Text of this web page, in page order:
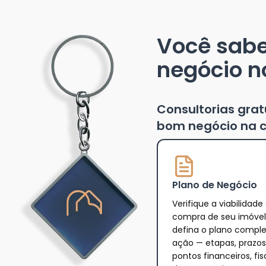
Você
negócio
Consultorias
bom negócio na
Plano de Negócio
Verifique a viabilidade
compra de seu
defina o plano
ação — etapas,
pontos financeiros,